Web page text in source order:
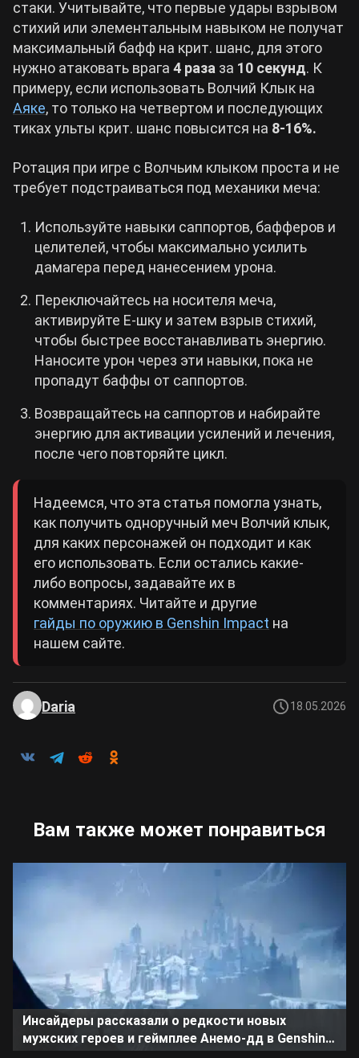
стаки. Учитывайте, что первые удары взрывом
стихий или элементальным навыком не получат
максимальный бафф на крит. шанс, для этого
нужно атаковать врага 4 раза за 10 секунд. К
примеру, если использовать Волчий Клык на
Аяке, то только на четвертом и последующих
тиках ульты крит. шанс повысится на 8-16%.
Ротация при игре с Волчьим клыком проста и не
требует подстраиваться под механики меча:
Используйте навыки саппортов, бафферов и
целителей, чтобы максимально усилить
дамагера перед нанесением урона.
Переключайтесь на носителя меча,
активируйте Е-шку и затем взрыв стихий,
чтобы быстрее восстанавливать энергию.
Наносите урон через эти навыки, пока не
пропадут баффы от саппортов.
Возвращайтесь на саппортов и набирайте
энергию для активации усилений и лечения,
после чего повторяйте цикл.
Надеемся, что эта статья помогла узнать,
как получить одноручный меч Волчий клык,
для каких персонажей он подходит и как
его использовать. Если остались какие-
либо вопросы, задавайте их в
комментариях. Читайте и другие
гайды по оружию в Genshin Impact на
нашем сайте.
Daria 18.05.2026
Вам также может понравиться
Инсайдеры рассказали о редкости новых
мужских героев и геймплее Анемо-дд в Genshin